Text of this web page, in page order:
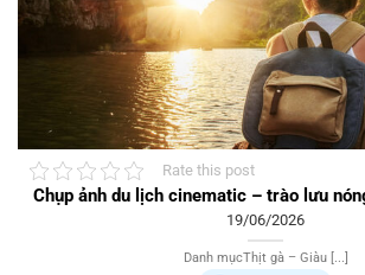
Rate this post
Chụp ảnh du lịch cinematic – trào lưu
19/06/2026
Danh mụcThịt gà – Giàu [...]